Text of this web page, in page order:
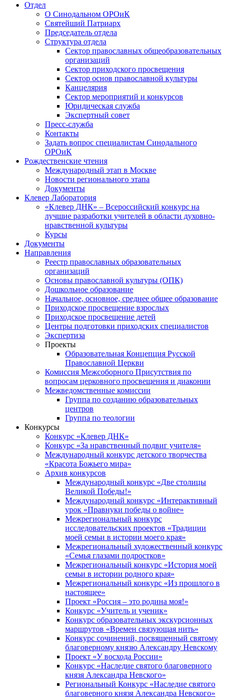
Отдел
О Синодальном ОРОиК
Святейший Патриарх
Председатель отдела
Структура отдела
Сектор православных общеобразовательных
организаций
Сектор приходского просвещения
Сектор основ православной культуры
Канцелярия
Сектор мероприятий и конкурсов
Юридическая служба
Экспертный совет
Пресс-служба
Контакты
Задать вопрос специалистам Синодального
ОРОиК
Рождественские чтения
Международный этап в Москве
Новости регионального этапа
Документы
Клевер Лаборатория
«Клевер ДНК» – Всероссийский конкурс на
лучшие разработки учителей в области духовно-
нравственной культуры
Курсы
Документы
Направления
Реестр православных образовательных
организаций
Основы православной культуры (ОПК)
Дошкольное образование
Начальное, основное, среднее общее образование
Приходское просвещение взрослых
Приходское просвещение детей
Центры подготовки приходских специалистов
Экспертиза
Проекты
Образовательная Концепция Русской
Православной Церкви
Комиссия Межсоборного Присутствия по
вопросам церковного просвещения и диаконии
Межведомственные комиссии
Группа по созданию образовательных
центров
Группа по теологии
Конкурсы
Конкурс «Клевер ДНК»
Конкурс «За нравственный подвиг учителя»
Международный конкурс детского творчества
«Красота Божьего мира»
Архив конкурсов
Международный конкурс «Две столицы
Великой Победы!»
Международный конкурс «Интерактивный
урок «Правнуки победы о войне»
Межрегиональный конкурс
исследовательских проектов «Традиции
моей семьи в истории моего края»
Межрегиональный художественный конкурс
«Семья глазами подростков»
Межрегиональный конкурс «История моей
семьи в истории родного края»
Межрегиональный конкурс «Из прошлого в
настоящее»
Проект «Россия – это родина моя!»
Конкурс «Учитель и ученик»
Конкурс образовательных экскурсионных
маршрутов «Времен связующая нить»
Конкурс сочинений, посвященный святому
благоверному князю Александру Невскому
Проект «У восхода России»
Конкурс «Наследие святого благоверного
князя Александра Невского»
Региональный Конкурс «Наследие святого
благоверного князя Александра Невского»